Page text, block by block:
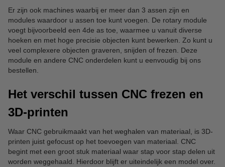
Er zijn ook machines waarbij er meer dan 3 assen zijn en
modules waardoor u assen toe kunt voegen. De rotary module
voegt bijvoorbeeld een 4de as toe, waarmee u vanuit diverse
hoeken en met hoge precisie objecten kunt bewerken. Zo kunt u
veel complexere objecten graveren, snijden of frezen. Deze
module en andere CNC onderdelen kunt u eenvoudig bij ons
bestellen.
Het verschil tussen CNC frezen en
3D-printen
Waar CNC gebruikmaakt van het weghalen van materiaal, is 3D-
printen juist gefocust op het toevoegen van materiaal. CNC
begint met een groot stuk materiaal waar stap voor stap delen uit
worden weggehaald. Hierdoor blijft er uiteindelijk een model over.